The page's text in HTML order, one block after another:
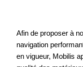
Afin de proposer à
navigation
en vigueur, Mobilis